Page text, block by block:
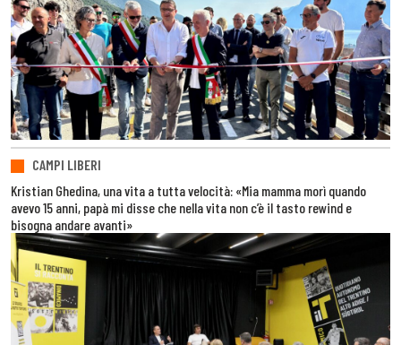
CAMPI LIBERI
Kristian Ghedina, una vita a tutta velocità: «Mia mamma morì quando
avevo 15 anni, papà mi disse che nella vita non c’è il tasto rewind e
bisogna andare avanti»